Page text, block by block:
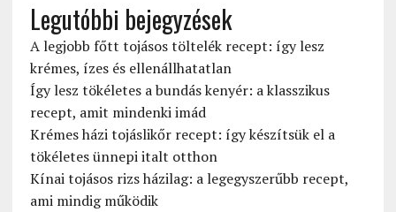
Legutóbbi bejegyzések
A legjobb főtt tojásos töltelék recept: így lesz
krémes, ízes és ellenállhatatlan
Így lesz tökéletes a bundás kenyér: a klasszikus
recept, amit mindenki imád
Krémes házi tojáslikőr recept: így készítsük el a
tökéletes ünnepi italt otthon
Kínai tojásos rizs házilag: a legegyszerűbb recept,
ami mindig működik